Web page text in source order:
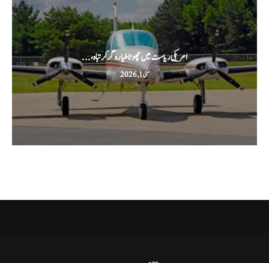
امریکی ریاست میں چھوٹا طیارہ گر کر تباہ،...
مئی 1, 2026